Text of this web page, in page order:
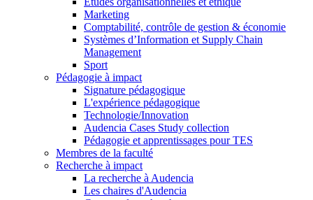
Marketing
Comptabilité, contrôle de gestion & économie
Systèmes d’Information et Supply Chain
Management
Sport
Pédagogie à impact
Signature pédagogique
L'expérience pédagogique
Technologie/Innovation
Audencia Cases Study collection
Pédagogie et apprentissages pour TES
Membres de la faculté
Recherche à impact
La recherche à Audencia
Les chaires d'Audencia